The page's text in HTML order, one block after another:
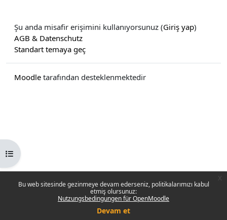
Bu web sitesinde gezinmeye devam ederseniz, politikalarımızı kabul
etmiş olursunuz:
Nutzungsbedingungen für OpenMoodle
Devam et
Kurs dizinini aç
Şu anda misafir erişimini kullanıyorsunuz (Giriş yap)
AGB & Datenschutz
Standart temaya geç
Moodle tarafından desteklenmektedir